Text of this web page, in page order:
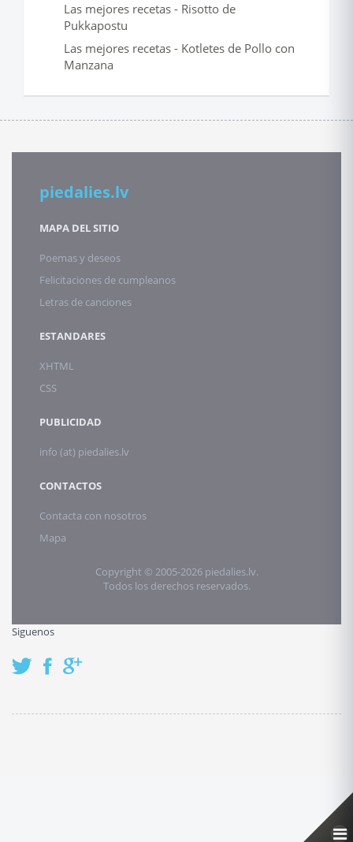
Las mejores recetas - Risotto de
Pukkapostu
Las mejores recetas - Kotletes de Pollo con
Manzana
piedalies.lv
MAPA DEL SITIO
Poemas y deseos
Felicitaciones de cumpleanos
Letras de canciones
ESTANDARES
XHTML
CSS
PUBLICIDAD
info (at) piedalies.lv
CONTACTOS
Contacta con nosotros
Mapa
Copyright © 2005-2026 piedalies.lv.
Todos los derechos reservados.
Siguenos